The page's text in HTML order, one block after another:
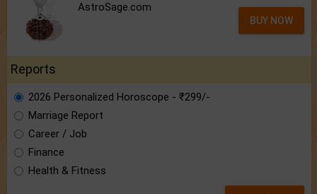
AstroSage.com
BUY NOW
Reports
2026 Personalized Horoscope - ₹299/-
Marriage Report
Career / Job
Finance
Health & Fitness